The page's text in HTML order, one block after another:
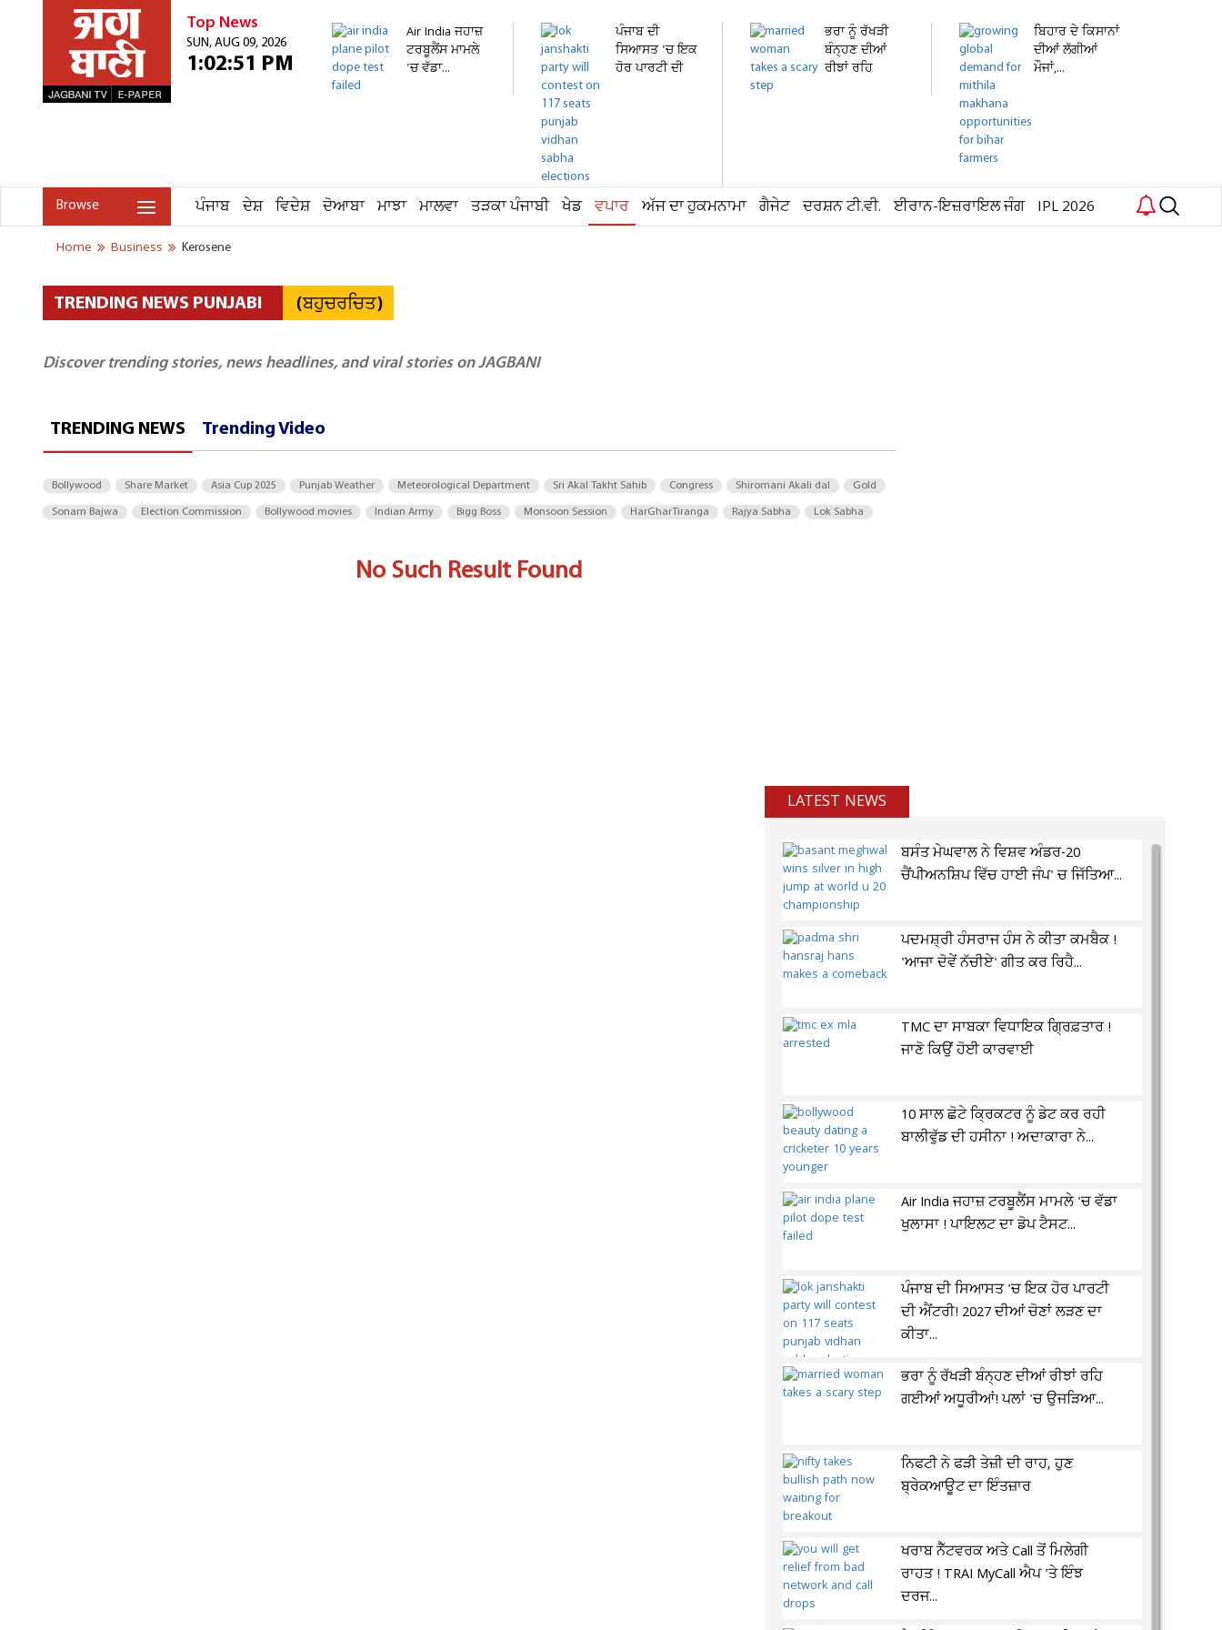
Top News
SUN, AUG 09, 2026
1:02:51 PM
Air India ਜਹਾਜ਼
ਟਰਬੂਲੈਂਸ ਮਾਮਲੇ
'ਚ ਵੱਡਾ...
ਪੰਜਾਬ ਦੀ
ਸਿਆਸਤ 'ਚ ਇਕ
ਹੋਰ ਪਾਰਟੀ ਦੀ
ਭਰਾ ਨੂੰ ਰੱਖੜੀ
ਬੰਨ੍ਹਣ ਦੀਆਂ
ਰੀਝਾਂ ਰਹਿ
ਬਿਹਾਰ ਦੇ ਕਿਸਾਨਾਂ
ਦੀਆਂ ਲੱਗੀਆਂ
ਮੌਜਾਂ,...
Browse ਪੰਜਾਬ ਦੇਸ਼ ਵਿਦੇਸ਼ ਦੋਆਬਾ ਮਾਝਾ ਮਾਲਵਾ ਤੜਕਾ ਪੰਜਾਬੀ ਖੇਡ ਵਪਾਰ ਅੱਜ ਦਾ ਹੁਕਮਨਾਮਾ ਗੈਜੇਟ ਦਰਸ਼ਨ ਟੀ.ਵੀ. ਈਰਾਨ-ਇਜ਼ਰਾਇਲ ਜੰਗ IPL 2026
Home Business Kerosene
TRENDING NEWS PUNJABI (ਬਹੁਚਰਚਿਤ)
Discover trending stories, news headlines, and viral stories on JAGBANI
TRENDING NEWS Trending Video
Bollywood Share Market Asia Cup 2025 Punjab Weather Meteorological Department Sri Akal Takht Sahib Congress Shiromani Akali dal Gold
Sonam Bajwa Election Commission Bollywood movies Indian Army Bigg Boss Monsoon Session HarGharTiranga Rajya Sabha Lok Sabha
No Such Result Found
LATEST NEWS
ਬਸੰਤ ਮੇਘਵਾਲ ਨੇ ਵਿਸ਼ਵ ਅੰਡਰ-20
ਚੈਂਪੀਅਨਸ਼ਿਪ ਵਿੱਚ ਹਾਈ ਜੰਪ' ਚ ਜਿੱਤਿਆ...
ਪਦਮਸ਼੍ਰੀ ਹੰਸਰਾਜ ਹੰਸ ਨੇ ਕੀਤਾ ਕਮਬੈਕ !
'ਆਜਾ ਦੋਵੇਂ ਨੱਚੀਏ' ਗੀਤ ਕਰ ਰਿਹੈ...
TMC ਦਾ ਸਾਬਕਾ ਵਿਧਾਇਕ ਗ੍ਰਿਫ਼ਤਾਰ !
ਜਾਣੋ ਕਿਉਂ ਹੋਈ ਕਾਰਵਾਈ
10 ਸਾਲ ਛੋਟੇ ਕ੍ਰਿਕਟਰ ਨੂੰ ਡੇਟ ਕਰ ਰਹੀ
ਬਾਲੀਵੁੱਡ ਦੀ ਹਸੀਨਾ ! ਅਦਾਕਾਰਾ ਨੇ...
Air India ਜਹਾਜ਼ ਟਰਬੂਲੈਂਸ ਮਾਮਲੇ 'ਚ ਵੱਡਾ
ਖੁਲਾਸਾ ! ਪਾਇਲਟ ਦਾ ਡੋਪ ਟੈਸਟ...
ਪੰਜਾਬ ਦੀ ਸਿਆਸਤ 'ਚ ਇਕ ਹੋਰ ਪਾਰਟੀ
ਦੀ ਐਂਟਰੀ! 2027 ਦੀਆਂ ਚੋਣਾਂ ਲੜਣ ਦਾ
ਕੀਤਾ...
ਭਰਾ ਨੂੰ ਰੱਖੜੀ ਬੰਨ੍ਹਣ ਦੀਆਂ ਰੀਝਾਂ ਰਹਿ
ਗਈਆਂ ਅਧੂਰੀਆਂ! ਪਲਾਂ 'ਚ ਉਜੜਿਆ...
ਨਿਫਟੀ ਨੇ ਫੜੀ ਤੇਜ਼ੀ ਦੀ ਰਾਹ, ਹੁਣ
ਬ੍ਰੇਕਆਊਟ ਦਾ ਇੰਤਜ਼ਾਰ
ਖਰਾਬ ਨੈੱਟਵਰਕ ਅਤੇ Call ਤੋਂ ਮਿਲੇਗੀ
ਰਾਹਤ ! TRAI MyCall ਐਪ 'ਤੇ ਇੰਝ
ਦਰਜ...